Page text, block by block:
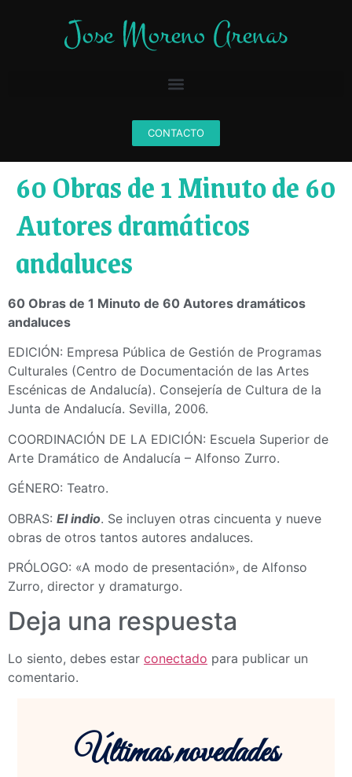
CONTACTO
60 Obras de 1 Minuto de 60
Autores dramáticos
andaluces
60 Obras de 1 Minuto de 60 Autores dramáticos
andaluces
EDICIÓN: Empresa Pública de Gestión de Programas
Culturales (Centro de Documentación de las Artes
Escénicas de Andalucía). Consejería de Cultura de la
Junta de Andalucía. Sevilla, 2006.
COORDINACIÓN DE LA EDICIÓN: Escuela Superior de
Arte Dramático de Andalucía – Alfonso Zurro.
GÉNERO: Teatro.
OBRAS: El indio. Se incluyen otras cincuenta y nueve
obras de otros tantos autores andaluces.
PRÓLOGO: «A modo de presentación», de Alfonso
Zurro, director y dramaturgo.
Deja una respuesta
Lo siento, debes estar conectado para publicar un
comentario.
Últimas novedades